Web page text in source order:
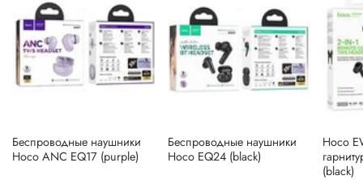
Беспроводные наушники
Hoco ANC EQ17 (purple)
Беспроводные наушники
Hoco EQ24 (black)
Hoco
(black)